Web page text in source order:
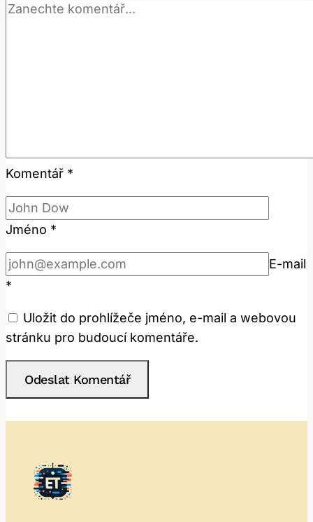
Komentář *
Jméno *
E-mail
*
Uložit do prohlížeče jméno, e-mail a webovou
stránku pro budoucí komentáře.